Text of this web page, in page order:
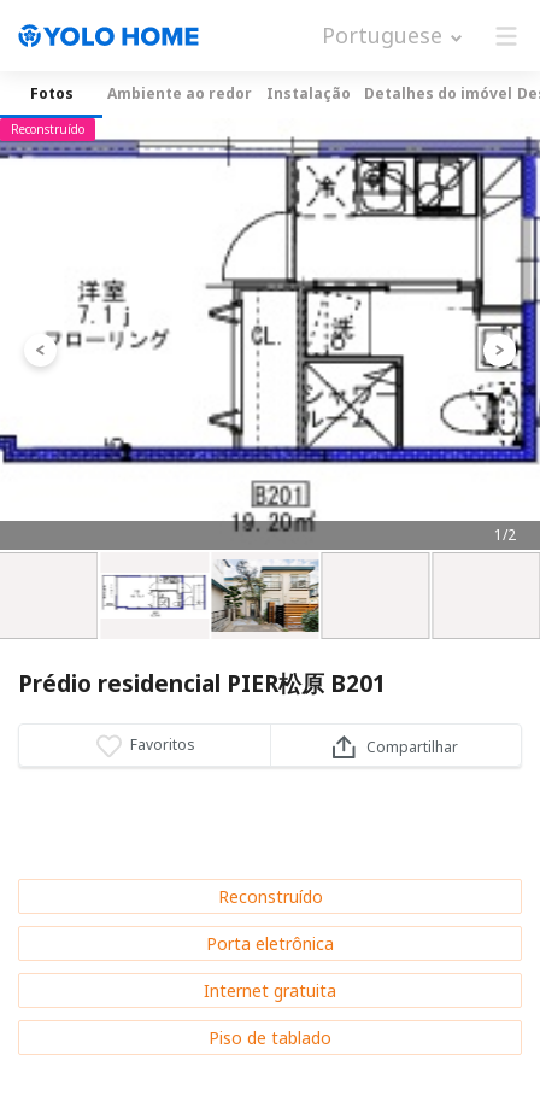
Portuguese
Fotos Ambiente ao redor Instalação Detalhes do imóvel
1/2
Reconstruído
Prédio residencial PIER松原 B201
Favoritos Compartilhar
Reconstruído
Porta eletrônica
Internet gratuita
Piso de tablado